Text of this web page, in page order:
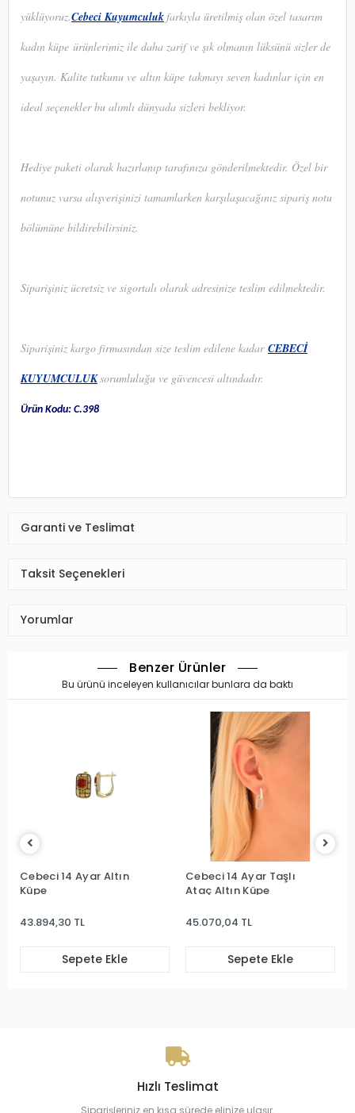
yüklüyoruz.Cebeci Kuyumculukfarkıyla üretilmiş olan özel tasarım
kadın küpe ürünlerimiz ile daha zarif ve şık olmanın lüksünü sizler de
yaşayın. Kalite tutkunu ve altın küpe takmayı seven kadınlar için en
ideal seçenekler bu alımlı dünyada sizleri bekliyor.
Hediye paketi olarak hazırlanıp tarafınıza gönderilmektedir. Özel bir
notunuz varsa alışverişinizi tamamlarken karşılaşacağınız sipariş notu
bölümüne bildirebilirsiniz.
Siparişiniz ücretsiz ve sigortalı olarak adresinize teslim edilmektedir.
Siparişiniz kargo firmasından size teslim edilene kadar CEBECİ
KUYUMCULUKsorumluluğu ve güvencesi altındadır.
Ürün Kodu: C.398
Garanti ve Teslimat
Taksit Seçenekleri
Yorumlar
Benzer Ürünler
Bu ürünü inceleyen kullanıcılar bunlara da baktı
Cebeci 14 Ayar Altın
Küpe
43.894,30 TL
Sepete Ekle
Cebeci 14 Ayar Taşlı
Ataç Altın Küpe
45.070,04 TL
Sepete Ekle
Hızlı Teslimat
Siparişleriniz en kısa sürede elinize ulaşır.